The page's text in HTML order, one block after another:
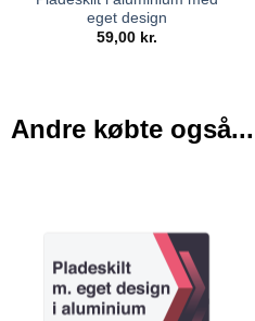
eget design
59,00 kr.
Andre købte også...